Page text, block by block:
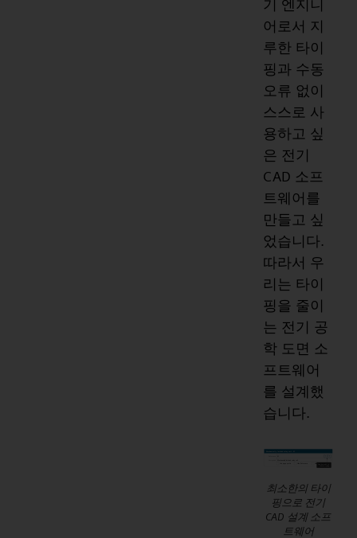
기 엔지니
어로서 지
루한 타이
핑과 수동
오류 없이
스스로 사
용하고 싶
은 전기
CAD 소프
트웨어를
만들고 싶
었습니다.
따라서 우
리는 타이
핑을 줄이
는 전기 공
학 도면 소
프트웨어
를 설계했
습니다.
최소한의 타이
핑으로 전기
CAD 설계 소프
트웨어